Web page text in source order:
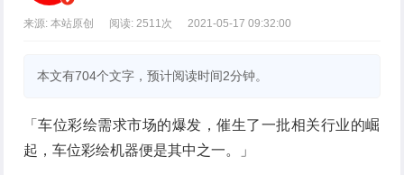
来源: 本站原创 阅读:2511次 2021-05-17 09:32:00
本文有704个文字，预计阅读时间2分钟。
「车位彩绘需求市场的爆发，催生了一批相关行业的崛
起，车位彩绘机器便是其中之一。」